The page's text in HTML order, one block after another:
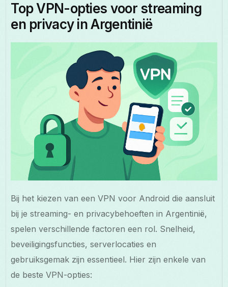
Top VPN-opties voor streaming
en privacy in Argentinië
Bij het kiezen van een VPN voor Android die aansluit
bij je streaming- en privacybehoeften in Argentinië,
spelen verschillende factoren een rol. Snelheid,
beveiligingsfuncties, serverlocaties en
gebruiksgemak zijn essentieel. Hier zijn enkele van
de beste VPN-opties: